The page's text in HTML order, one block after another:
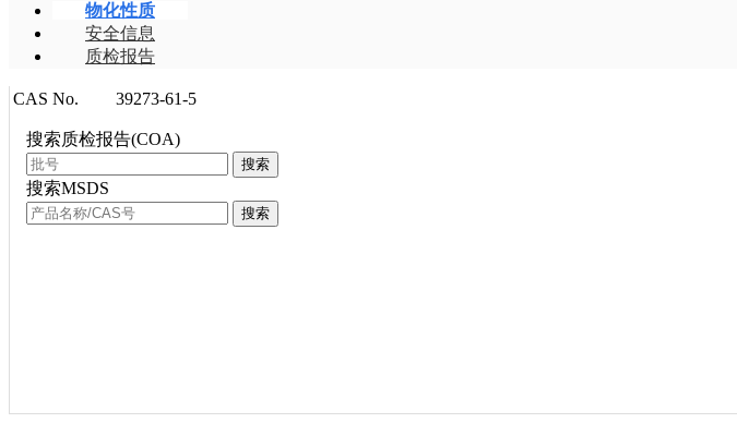
物化性质
安全信息
质检报告
CAS No. 39273-61-5
搜索质检报告(COA)
搜索
搜索MSDS
搜索